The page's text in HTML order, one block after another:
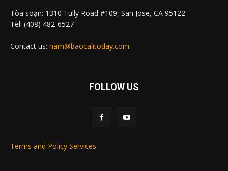
Tòa soạn: 1310 Tully Road #109, San Jose, CA 95122
Tel: (408) 482-6527
Contact us: nam@baocalitoday.com
FOLLOW US
Terms and Policy Services